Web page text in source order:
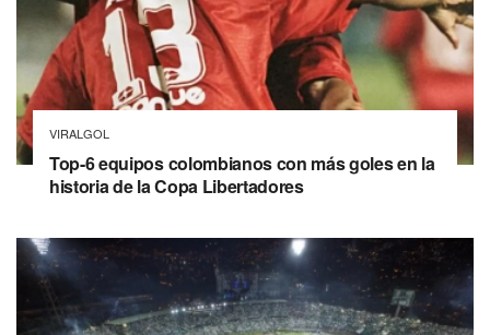
VIRALGOL
Top-6 equipos colombianos con más goles en la
historia de la Copa Libertadores